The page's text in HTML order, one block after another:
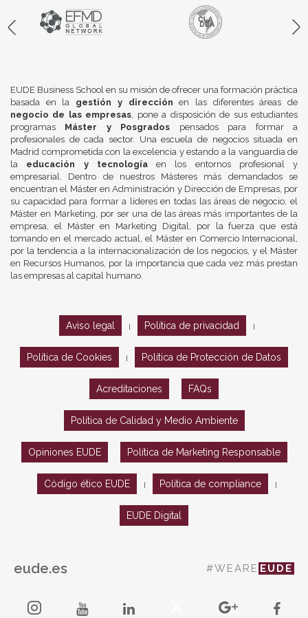
EUDE Business School en su misión de ofrecer una formación práctica
basada en la gestión y dirección en las diferentes áreas de
negocio de las empresas, pone a disposición de sus estudiantes
programas Máster y Posgrados pensados para formar a
profesionales de cada sector. Una escuela de negocios situada en
Madrid comprometida con la excelencia y estando a la vanguardia de
la educación y tecnologíaen los entornos profesional y
empresarial. Dentro de nuestros Másteres más demandados se
encuentran el Máster en Administración y Dirección de Empresas, por
su capacidad para formar a líderes en todas las áreas de negocio, el
Máster en Marketing, por ser una de las áreas más importantes de la
empresa, el Máster en Marketing Digital, por la fuerza que está
tomando en el mercado actual, el Máster en Comercio Internacional,
por la tendencia a la internacionalización de los negocios, y el Máster
en Recursos Humanos, por la importancia que cada vez más prestan
las empresas al capital humano.
Aviso legal Política de privacidad
Política de Cookies Política de Protección de Datos
Acreditaciones FAQs
Política de Calidad y Medio Ambiente
Opiniones EUDE Política de Marketing Responsable
Código ético EUDE Política de compliance
EUDE Digital
eude.es #WEARE EUDE